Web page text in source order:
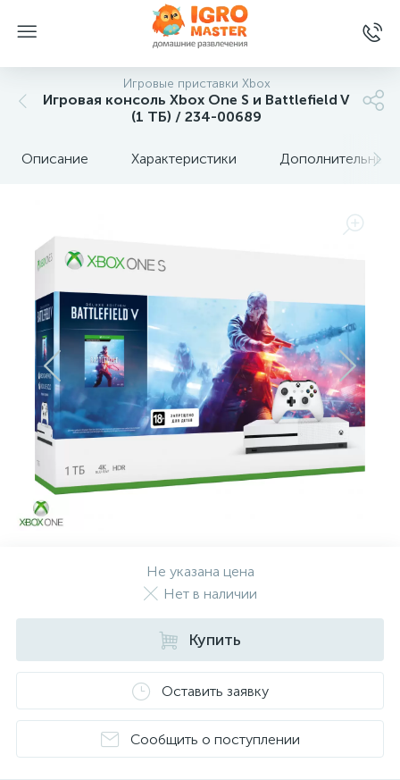
Игровые приставки Xbox
Игровая консоль Xbox One S и Battlefield V
(1 ТБ) / 234-00689
Описание Характеристики Дополнительные
Не указана цена
Нет в наличии
Купить
Оставить заявку
Сообщить о поступлении